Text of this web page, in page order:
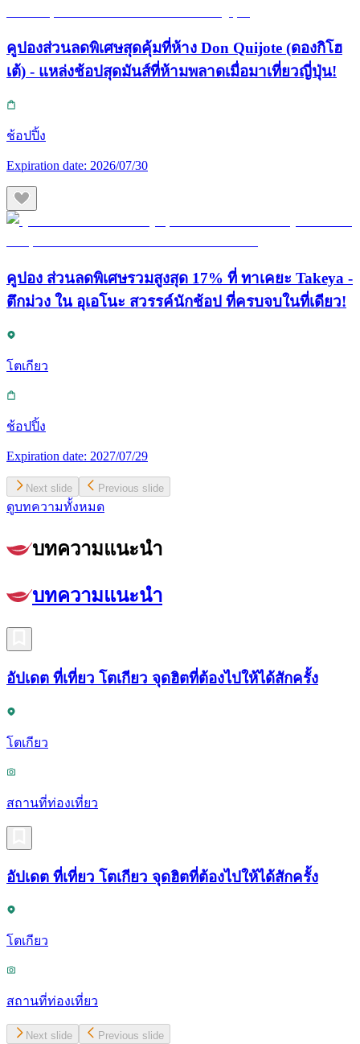
คูปองส่วนลดพิเศษสุดคุ้มที่ห้าง Don Quijote (ดองกิโฮ
เต้) - แหล่งช้อปสุดมันส์ที่ห้ามพลาดเมื่อมาเที่ยวญี่ปุ่น!
ช้อปปิ้ง
Expiration date: 2026/07/30
คูปอง ส่วนลดพิเศษรวมสูงสุด 17% ที่ ทาเคยะ Takeya -
ตึกม่วง ใน อุเอโนะ สวรรค์นักช้อป ที่ครบจบในที่เดียว!
โตเกียว
ช้อปปิ้ง
Expiration date: 2027/07/29
Next slide Previous slide
ดูบทความทั้งหมด
บทความแนะนำ
บทความแนะนำ
อัปเดต ที่เที่ยว โตเกียว จุดฮิตที่ต้องไปให้ได้สักครั้ง
โตเกียว
สถานที่ท่องเที่ยว
อัปเดต ที่เที่ยว โตเกียว จุดฮิตที่ต้องไปให้ได้สักครั้ง
โตเกียว
สถานที่ท่องเที่ยว
Next slide Previous slide